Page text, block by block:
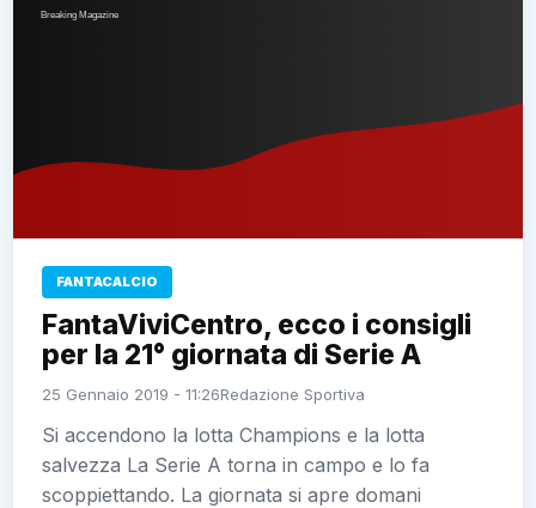
FANTACALCIO
FantaViviCentro, ecco i consigli
per la 21° giornata di Serie A
25 Gennaio 2019 - 11:26Redazione Sportiva
Si accendono la lotta Champions e la lotta
salvezza La Serie A torna in campo e lo fa
scoppiettando. La giornata si apre domani